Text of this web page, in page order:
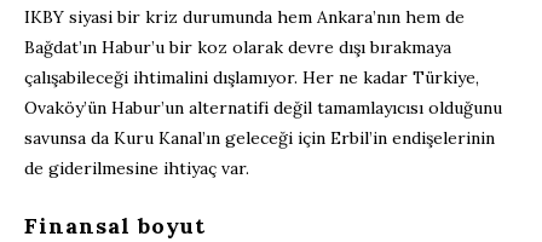
IKBY siyasi bir kriz durumunda hem Ankara’nın hem de
Bağdat’ın Habur’u bir koz olarak devre dışı bırakmaya
çalışabileceği ihtimalini dışlamıyor. Her ne kadar Türkiye,
Ovaköy’ün Habur’un alternatifi değil tamamlayıcısı olduğunu
savunsa da Kuru Kanal’ın geleceği için Erbil’in endişelerinin
de giderilmesine ihtiyaç var.
Finansal boyut